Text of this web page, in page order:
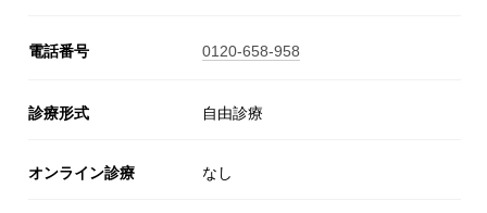
電話番号 0120-658-958
診療形式 自由診療
オンライン診療 なし